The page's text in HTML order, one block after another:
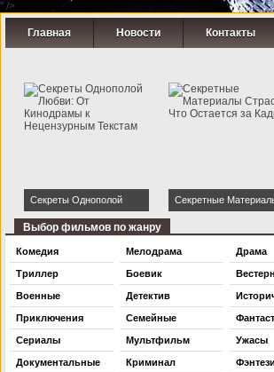
" />
Главная Новости Контакты
Секреты Однополой
Любви: От Кинодрамы к
Секретные
Выбор фильмов по жанру
Комедия
Триллер
Военные
Приключения
Сериалы
Документальные
Мелодрама
Боевик
Детектив
Семейные
Мультфильм
Криминал
Драма
Вестерн
Ужасы
Фэнтези